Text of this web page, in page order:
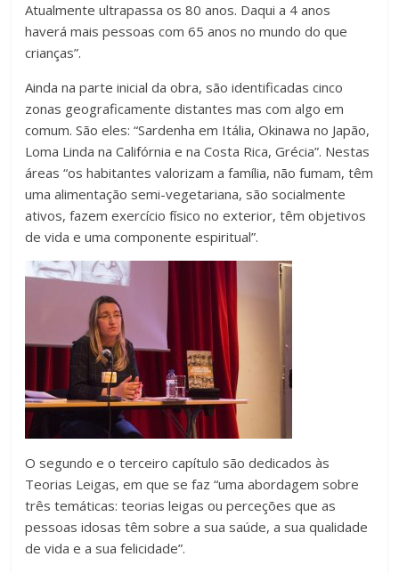
Atualmente ultrapassa os 80 anos. Daqui a 4 anos
haverá mais pessoas com 65 anos no mundo do que
crianças”.
Ainda na parte inicial da obra, são identificadas cinco
zonas geograficamente distantes mas com algo em
comum. São eles: “Sardenha em Itália, Okinawa no Japão,
Loma Linda na Califórnia e na Costa Rica, Grécia”. Nestas
áreas “os habitantes valorizam a família, não fumam, têm
uma alimentação semi-vegetariana, são socialmente
ativos, fazem exercício físico no exterior, têm objetivos
de vida e uma componente espiritual”.
O segundo e o terceiro capítulo são dedicados às
Teorias Leigas, em que se faz “uma abordagem sobre
três temáticas: teorias leigas ou perceções que as
pessoas idosas têm sobre a sua saúde, a sua qualidade
de vida e a sua felicidade”.